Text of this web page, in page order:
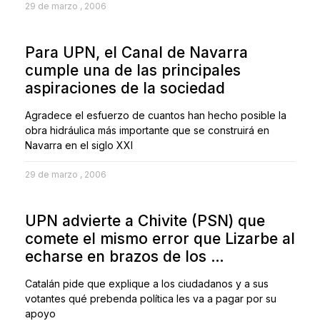
29 de marzo , 2006
Para UPN, el Canal de Navarra
cumple una de las principales
aspiraciones de la sociedad
Agradece el esfuerzo de cuantos han hecho posible la
obra hidráulica más importante que se construirá en
Navarra en el siglo XXI
29 de marzo , 2006
UPN advierte a Chivite (PSN) que
comete el mismo error que Lizarbe al
echarse en brazos de los …
Catalán pide que explique a los ciudadanos y a sus
votantes qué prebenda política les va a pagar por su
apoyo